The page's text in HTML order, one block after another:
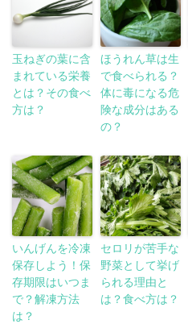
玉ねぎの葉に含
まれている栄養
とは？その食べ
方は？
ほうれん草は生
で食べられる？
体に毒になる危
険な成分はある
の？
いんげんを冷凍
保存しよう！保
存期限はいつま
で？解凍方法
は？
セロリが苦手な
野菜として挙げ
られる理由と
は？食べ方は？